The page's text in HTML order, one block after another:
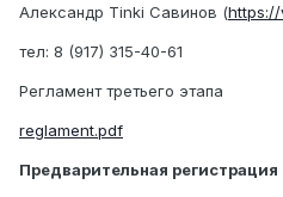
Александр Tinki Савинов (
тел: 8 (917) 315-40-61
Регламент третьего этапа
reglament.pdf
Предварительная регистрация